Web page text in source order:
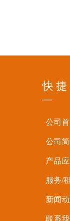
快 捷
—
公司
公司
产品应
服务/
新闻
联系